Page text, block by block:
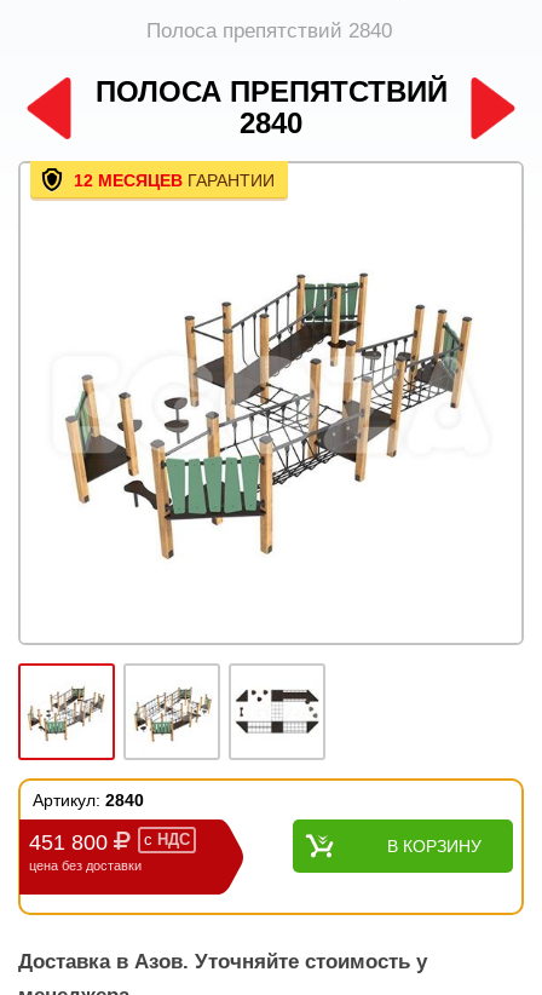
Полоса препятствий 2840
ПОЛОСА ПРЕПЯТСТВИЙ
2840
12 МЕСЯЦЕВ ГАРАНТИИ
Артикул: 2840
451 800 с НДС
цена без доставки
В КОРЗИНУ
Доставка в Азов. Уточняйте стоимость у